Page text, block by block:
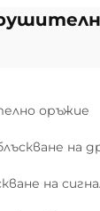
оръжие
на
на